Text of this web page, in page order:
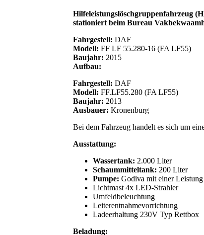
Hilfeleistungslöschgruppenfahrzeug
stationiert beim Bureau
Fahrgestell: DAF
Modell: FF LF 55.280-16 (FA LF55)
Baujahr: 2015
Aufbau:
Fahrgestell: DAF
Modell: FF.LF55.280 (FA LF55)
Baujahr: 2013
Ausbauer: Kronenburg
Bei dem Fahrzeug handelt es sich um
Ausstattung:
Wassertank: 2.000 Liter
Schaummitteltank: 200 Liter
Pumpe: Godiva mit einer
Lichtmast 4x LED-Strahler
Umfeldbeleuchtung
Leiterentnahmevorrichtung
Ladeerhaltung 230V Typ Rettbox
Beladung: